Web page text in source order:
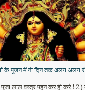
के पूजन में नो दिन तक अलग अलग
लाल वस्त्र पहन कर ही करे ! 2.)